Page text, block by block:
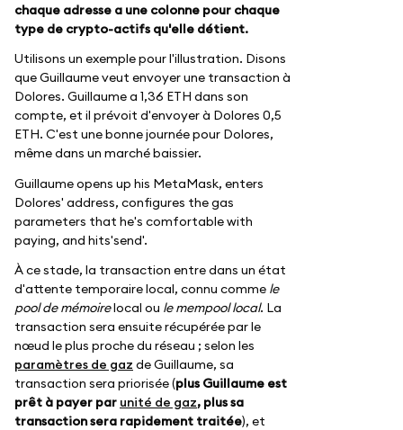
chaque adresse a une colonne pour chaque
type de crypto-actifs qu'elle détient.
Utilisons un exemple pour l'illustration. Disons
que Guillaume veut envoyer une transaction à
Dolores. Guillaume a 1,36 ETH dans son
compte, et il prévoit d'envoyer à Dolores 0,5
ETH. C'est une bonne journée pour Dolores,
même dans un marché baissier.
Guillaume opens up his MetaMask, enters
Dolores' address, configures the gas
parameters that he's comfortable with
paying, and hits'send'.
À ce stade, la transaction entre dans un état
d'attente temporaire local, connu comme le
pool de mémoirelocal ou le mempool local. La
transaction sera ensuite récupérée par le
nœud le plus proche du réseau ; selon les
paramètres de gaz de Guillaume, sa
transaction sera priorisée (plus Guillaume est
prêt à payer par unité de gaz, plus sa
transaction sera rapidement traitée), et